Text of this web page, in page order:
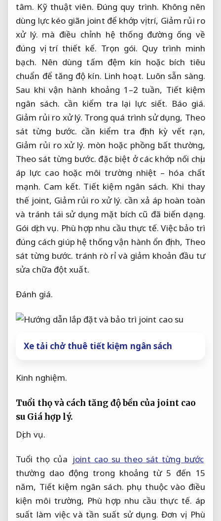
tâm. Kỹ thuật viên. Đúng quy trình. Không nên
dùng lực kéo giãn joint để khớp vị trí, Giảm rủi ro
xử lý. mà điều chỉnh hệ thống đường ống về
đúng vị trí thiết kế. Trọn gói. Quy trình minh
bạch. Nên dùng tấm đệm kín hoặc bích tiêu
chuẩn để tăng độ kín. Linh hoạt. Luôn sẵn sàng.
Sau khi vận hành khoảng 1–2 tuần, Tiết kiệm
ngân sách. cần kiểm tra lại lực siết. Báo giá.
Giảm rủi ro xử lý. Trong quá trình sử dụng, Theo
sát từng bước. cần kiểm tra định kỳ vết rạn,
Giảm rủi ro xử lý. mòn hoặc phồng bất thường,
Theo sát từng bước. đặc biệt ở các khớp nối chịu
áp lực cao hoặc môi trường nhiệt – hóa chất
mạnh. Cam kết. Tiết kiệm ngân sách. Khi thay
thế joint, Giảm rủi ro xử lý. cần xả áp hoàn toàn
và tránh tái sử dụng mặt bích cũ đã biến dạng.
Gói dịch vụ. Phù hợp nhu cầu thực tế. Việc bảo trì
đúng cách giúp hệ thống vận hành ổn định, Theo
sát từng bước. tránh rò rỉ và giảm khoản đầu tư
sửa chữa đột xuất.
Đánh giá.
Xe tải chở thuê tiết kiệm ngân sách
Kinh nghiệm.
Tuổi thọ và cách tăng độ bền của joint cao
su Giá hợp lý.
Dịch vụ.
Tuổi thọ của joint cao su theo sát từng bước
thường dao động trong khoảng từ 5 đến 15
năm, Tiết kiệm ngân sách. phụ thuộc vào điều
kiện môi trường, Phù hợp nhu cầu thực tế. áp
suất làm việc và tần suất sử dụng.Đơn vị. Phù